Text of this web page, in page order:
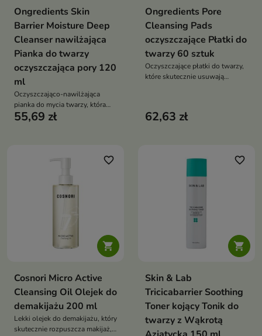
Ongredients Skin
Barrier Moisture Deep
Cleanser nawilżająca
Pianka do twarzy
oczyszczająca pory 120
ml
Oczyszczająco-nawilżająca
pianka do mycia twarzy, która
skutecznie usuwa
55,69 zł
Ongredients Pore
Cleansing Pads
oczyszczające Płatki do
twarzy 60 sztuk
Oczyszczające płatki do twarzy,
które skutecznie usuwają
62,63 zł

favorite_border
Cosnori Micro Active
Cleansing Oil Olejek do
demakijażu 200 ml
Lekki olejek do demakijażu, który
skutecznie rozpuszcza makijaż,

favorite_border
Skin & Lab
Tricicabarrier Soothing
Toner kojący Tonik do
twarzy z Wąkrotą